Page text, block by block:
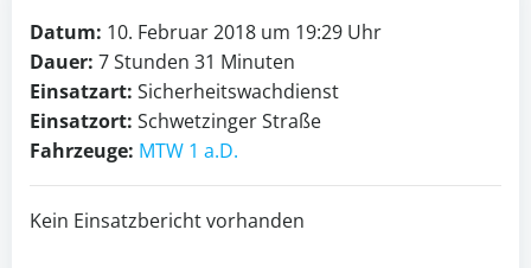
Datum: 10. Februar 2018 um 19:29 Uhr
Dauer: 7 Stunden 31 Minuten
Einsatzart: Sicherheitswachdienst
Einsatzort: Schwetzinger Straße
Fahrzeuge: MTW 1 a.D.
Kein Einsatzbericht vorhanden